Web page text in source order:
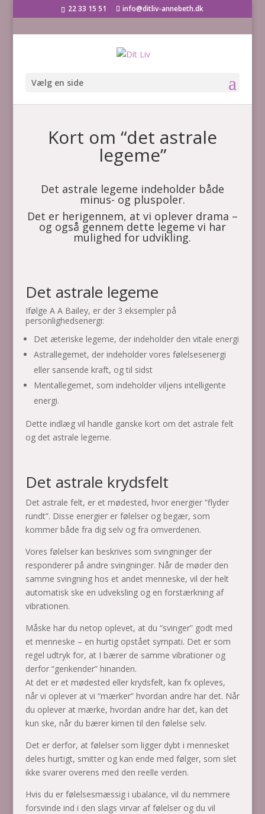
22 33 15 51 info@ditliv-annebeth.dk
Vælg en side
Kort om “det astrale
legeme”
Det astrale legeme indeholder både
minus- og pluspoler.
Det er herigennem, at vi oplever drama –
og også gennem dette legeme vi har
mulighed for udvikling.
Det astrale legeme
Ifølge A A Bailey, er der 3 eksempler på
personlighedsenergi:
Det æteriske legeme, der indeholder den vitale energi
Astrallegemet, der indeholder vores følelsesenergi
eller sansende kraft, og til sidst
Mentallegemet, som indeholder viljens intelligente
energi.
Dette indlæg vil handle ganske kort om det astrale felt
og det astrale legeme.
Det astrale krydsfelt
Det astrale felt, er et mødested, hvor energier ”flyder
rundt”. Disse energier er følelser og begær, som
kommer både fra dig selv og fra omverdenen.
Vores følelser kan beskrives som svingninger der
responderer på andre svingninger. Når de møder den
samme svingning hos et andet menneske, vil der helt
automatisk ske en udveksling og en forstærkning af
vibrationen.
Måske har du netop oplevet, at du “svinger” godt med
et menneske – en hurtig opstået sympati. Det er som
regel udtryk for, at I bærer de samme vibrationer og
derfor “genkender” hinanden.
At det er et mødested eller krydsfelt, kan fx opleves,
når vi oplever at vi “mærker” hvordan andre har det. Når
du oplever at mærke, hvordan andre har det, kan det
kun ske, når du bærer kimen til den følelse selv.
Det er derfor, at følelser som ligger dybt i mennesket
deles hurtigt, smitter og kan ende med følger, som slet
ikke svarer overens med den reelle verden.
Hvis du er følelsesmæssig i ubalance, vil du nemmere
forsvinde ind i den slags virvar af følelser og du vil